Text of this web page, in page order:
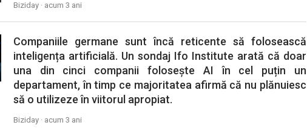
Biziday · acum 3 ani
Companiile germane sunt încă reticente să folosească
inteligența artificială. Un sondaj Ifo Institute arată că doar
una din cinci companii folosește AI în cel puțin un
departament, în timp ce majoritatea afirmă că nu plănuiesc
să o utilizeze în viitorul apropiat.
Biziday · acum 3 ani